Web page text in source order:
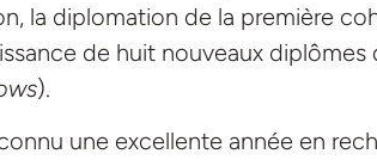
la diplomation de la première
de huit nouveaux diplômes
).
une excellente année en